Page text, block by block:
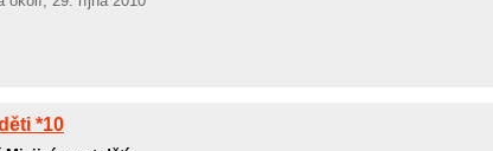
*10